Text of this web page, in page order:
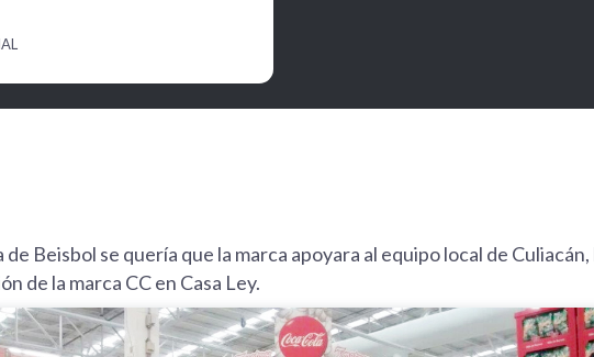
Beisbol se quería que la marca apoyara al equipo local de
de la marca CC en Casa Ley.